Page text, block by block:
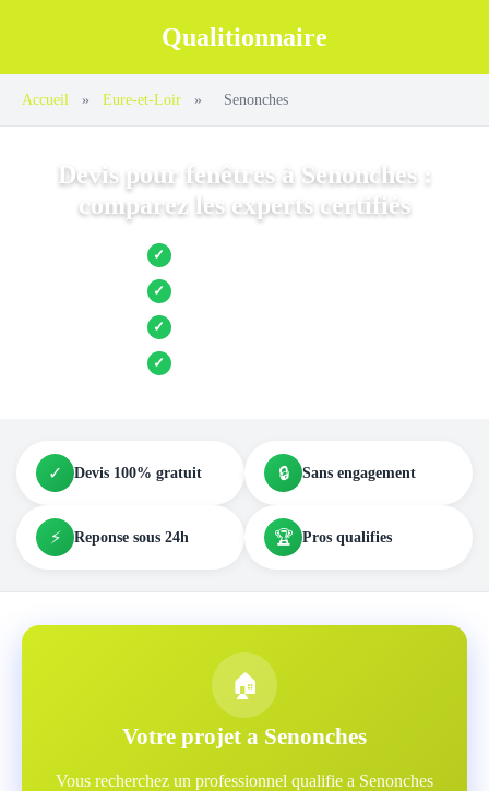
Qualitionnaire
Accueil » Eure-et-Loir » Senonches
Devis pour fenêtres à Senonches :
comparez les experts certifiés
✓ Jusqu’à 3 devis comparés
✓ Entreprises locales vérifiées
✓ Pose garantie
✓ Aides et primes incluses
✓ Devis 100% gratuit 🔒 Sans engagement
⚡ Reponse sous 24h 🏆 Pros qualifies
🏠
Votre projet a Senonches
Vous recherchez un professionnel qualifie a Senonches